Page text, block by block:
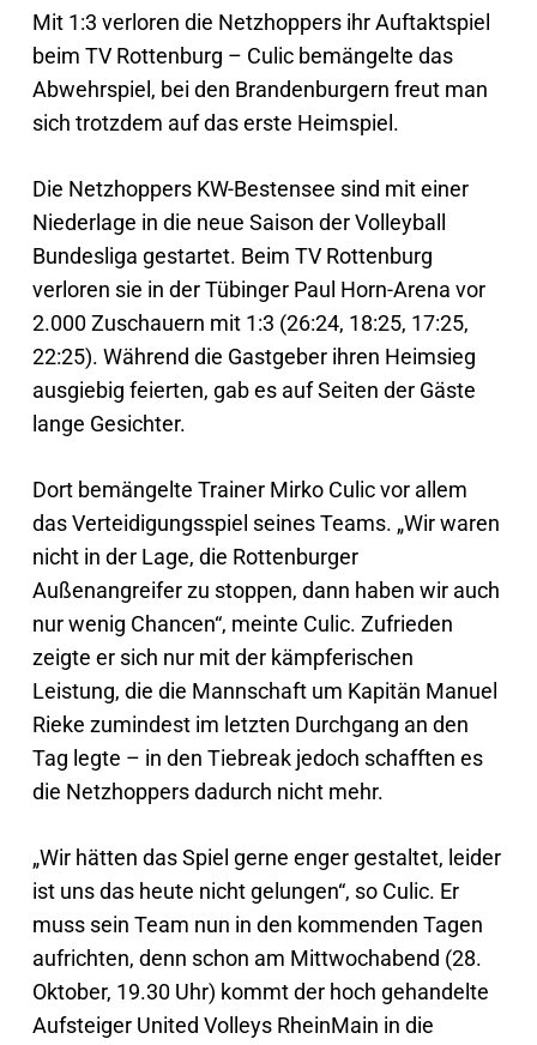
Mit 1:3 verloren die Netzhoppers ihr Auftaktspiel
beim TV Rottenburg – Culic bemängelte das
Abwehrspiel, bei den Brandenburgern freut man
sich trotzdem auf das erste Heimspiel.
Die Netzhoppers KW-Bestensee sind mit einer
Niederlage in die neue Saison der Volleyball
Bundesliga gestartet. Beim TV Rottenburg
verloren sie in der Tübinger Paul Horn-Arena vor
2.000 Zuschauern mit 1:3 (26:24, 18:25, 17:25,
22:25). Während die Gastgeber ihren Heimsieg
ausgiebig feierten, gab es auf Seiten der Gäste
lange Gesichter.
Dort bemängelte Trainer Mirko Culic vor allem
das Verteidigungsspiel seines Teams. „Wir waren
nicht in der Lage, die Rottenburger
Außenangreifer zu stoppen, dann haben wir auch
nur wenig Chancen“, meinte Culic. Zufrieden
zeigte er sich nur mit der kämpferischen
Leistung, die die Mannschaft um Kapitän Manuel
Rieke zumindest im letzten Durchgang an den
Tag legte – in den Tiebreak jedoch schafften es
die Netzhoppers dadurch nicht mehr.
„Wir hätten das Spiel gerne enger gestaltet, leider
ist uns das heute nicht gelungen“, so Culic. Er
muss sein Team nun in den kommenden Tagen
aufrichten, denn schon am Mittwochabend (28.
Oktober, 19.30 Uhr) kommt der hoch gehandelte
Aufsteiger United Volleys RheinMain in die